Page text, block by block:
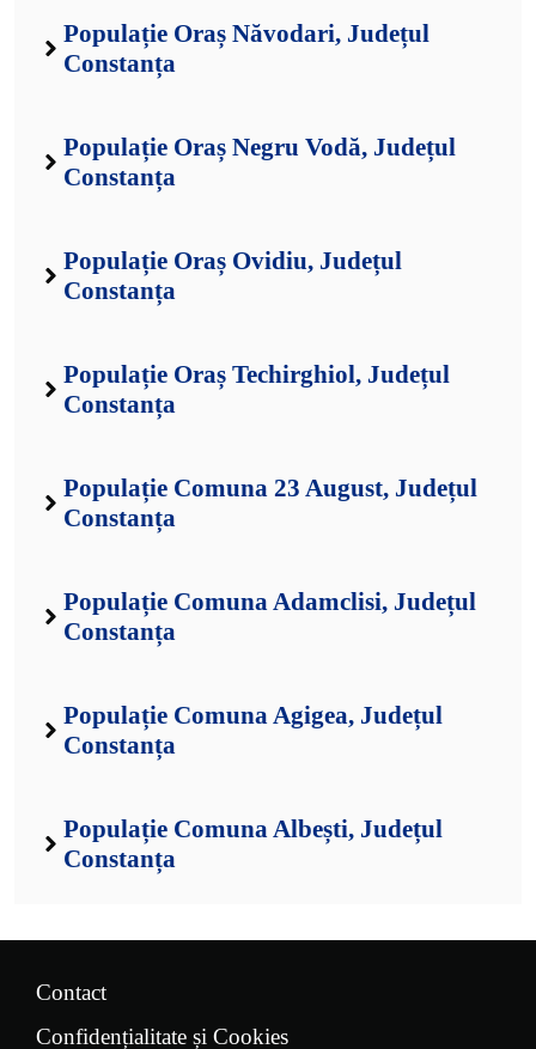
Populație Oraș Năvodari, Județul
Constanța
Populație Oraș Negru Vodă, Județul
Constanța
Populație Oraș Ovidiu, Județul
Constanța
Populație Oraș Techirghiol, Județul
Constanța
Populație Comuna 23 August, Județul
Constanța
Populație Comuna Adamclisi, Județul
Constanța
Populație Comuna Agigea, Județul
Constanța
Populație Comuna Albești, Județul
Constanța
Contact
Confidențialitate și Cookies